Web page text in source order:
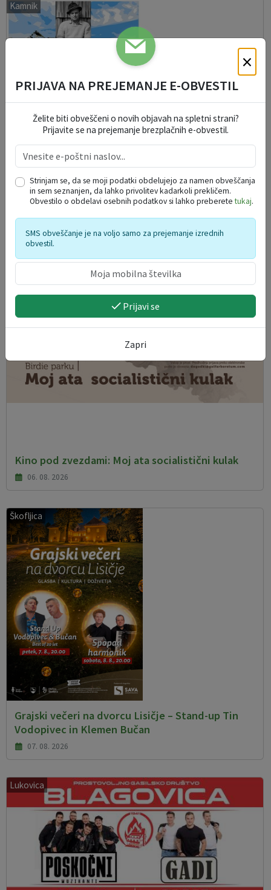
Kamnik
13. mednarodni likovni bienale Velika planina
Kamnik
Kino pod zvezdami: Moj ata socialistični kulak
06. 08. 2026
Škofljica
Grajski večeri na dvorcu Lisičje – Stand-up Tin
Vodopivec in Klemen Bučan
07. 08. 2026
Lukovica
×
PRIJAVA NA PREJEMANJE E-OBVESTIL
Želite biti obveščeni o novih objavah na spletni strani?
Prijavite se na prejemanje brezplačnih e-obvestil.
Strinjam se, da se moji podatki obdelujejo za namen obveščanja
in sem seznanjen, da lahko privolitev kadarkoli prekličem.
Obvestilo o obdelavi osebnih podatkov si lahko preberetetukaj.
SMS obveščanje je na voljo samo za prejemanje izrednih
obvestil.
Prijavi se
Zapri